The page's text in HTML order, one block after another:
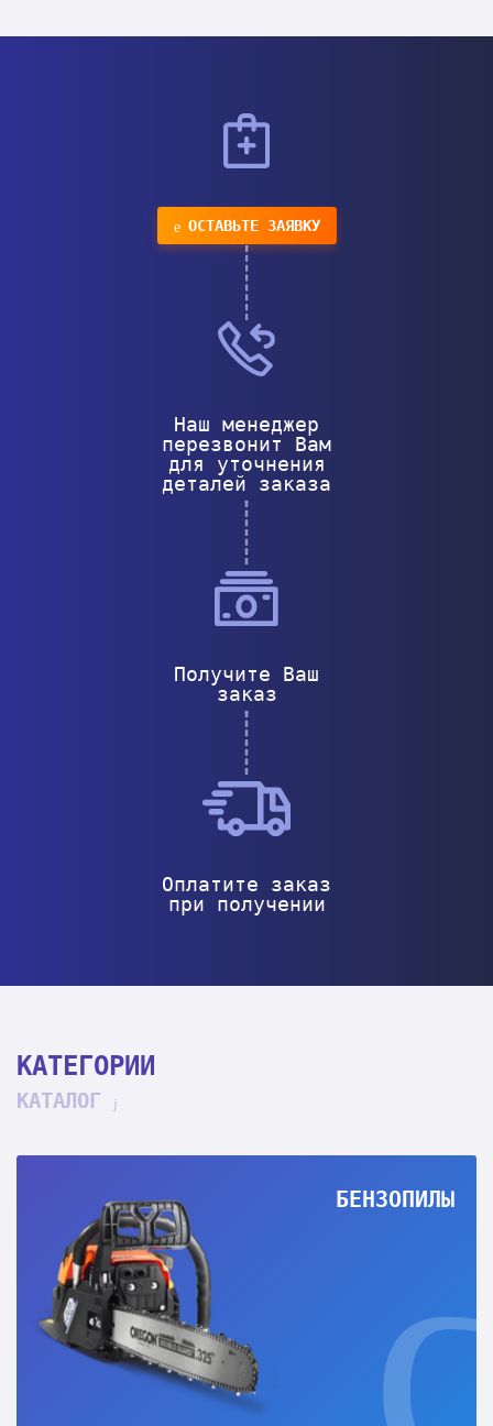
ОСТАВЬТЕ ЗАЯВКУ
Наш менеджер
перезвонит Вам
для уточнения
деталей заказа
Получите Ваш
заказ
Оплатите заказ
при получении
КАТЕГОРИИ
КАТАЛОГ
БЕНЗОПИЛЫ